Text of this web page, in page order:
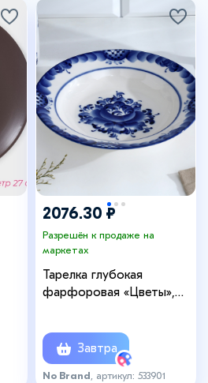
2076.30 ₽
Разрешён к продаже на
маркетах
Тарелка глубокая
фарфоровая «Цветы»,
Завтра
No Brand , артикул: 533901